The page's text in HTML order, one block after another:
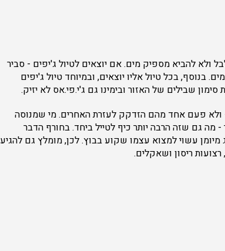
ולא להביא מספיק מים. אם יוצאים לטיול ג'יפים - סביר
בנוסף, בכל טיול אליו יוצאים, ובמיוחד טיול ג'יפים
שבילים של האזור ובימינו גם ג'י.פי.אס לא יזיק.
- ולא פעם אחד מהם הזדקק לעזרת האחרים. מי שמנוסה
מה גם שזה הרבה יותר כיף לטייל ביחד. בחורף הדבר
עשוי למצוא עצמו שקוע בבוץ. לכן, מומלץ גם להגיע
ריסון ושאקלים.